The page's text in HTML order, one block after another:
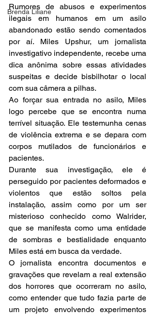
Brenda Liliane
Rumores de abusos e experimentos
ilegais em humanos em um asilo
abandonado estão sendo comentados
por aí. Miles Upshur, um jornalista
investigativo independente, recebe uma
dica anônima sobre essas atividades
suspeitas e decide bisbilhotar o local
com sua câmera a pilhas.
Ao forçar sua entrada no asilo, Miles
logo percebe que se encontra numa
terrível situação. Ele testemunha cenas
de violência extrema e se depara com
corpos mutilados de funcionários e
pacientes.
Durante sua investigação, ele é
perseguido por pacientes deformados e
violentos que estão soltos pela
instalação, assim como por um ser
misterioso conhecido como Walrider,
que se manifesta como uma entidade
de sombras e bestialidade enquanto
Miles está em busca da verdade.
O jornalista encontra documentos e
gravações que revelam a real extensão
dos horrores que ocorreram no asilo,
como entender que tudo fazia parte de
um projeto envolvendo experimentos